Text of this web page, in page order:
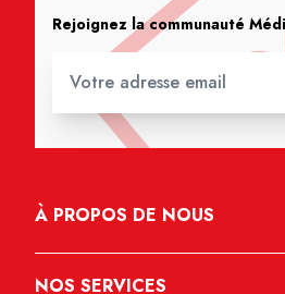
Rejoignez la communauté
À PROPOS DE NOUS
NOS SERVICES